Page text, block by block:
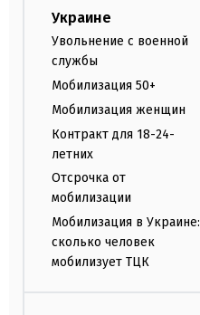
Украине
Увольнение с военной
службы
Мобилизация 50+
Мобилизация женщин
Контракт для 18-24-
летних
Отсрочка от
мобилизации
Мобилизация в Украине:
сколько человек
мобилизует ТЦК